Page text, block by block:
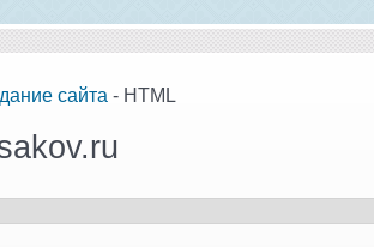
сайта - HTML